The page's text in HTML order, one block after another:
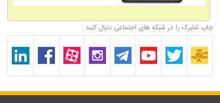
چاپ شاپرک را در شبکه های اجتماعی دنبال کنید :